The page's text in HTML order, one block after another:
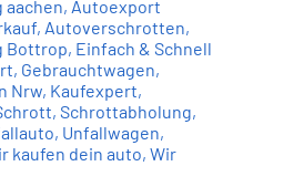
, Autoexport
, Autoverschrotten,
Bottrop, Einfach & Schnell
, Gebrauchtwagen,
Nrw, Kaufexpert,
, Schrottabholung,
, Unfallwagen,
kaufen dein auto, Wir